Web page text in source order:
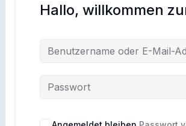
Hallo, willkommen